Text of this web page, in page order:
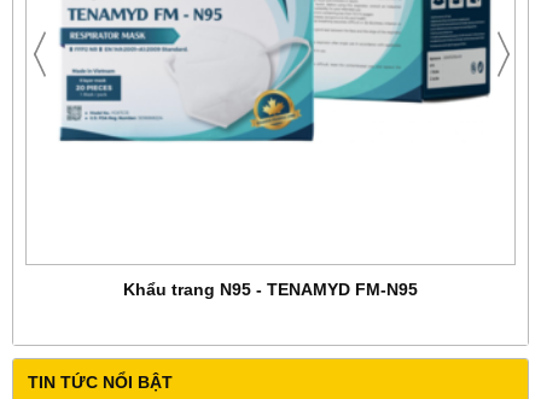
Khẩu trang N95 - TENAMYD FM-N95
TIN TỨC NỔI BẬT